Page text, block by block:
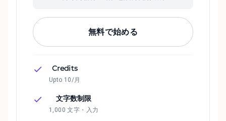
無料で始める
Credits
Upto 10/月
文字数制限
1,000 文字・入力